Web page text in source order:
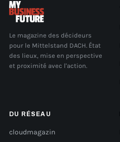
Le magazine des décideurs
pour le Mittelstand DACH. État
des lieux, mise en perspective
et proximité avec l'action.
DU RÉSEAU
cloudmagazin